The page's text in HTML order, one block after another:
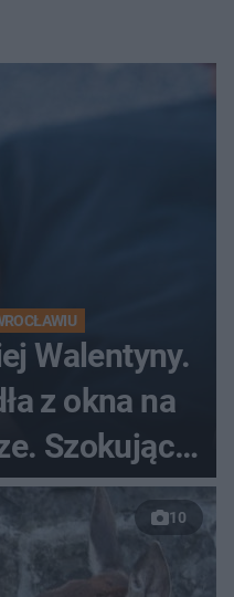
Walentyny.
z okna na
Szokujące
do sieci
10